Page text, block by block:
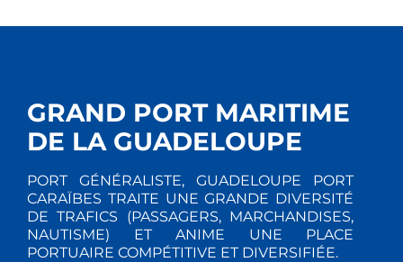
GRAND PORT MARITIME
DE LA GUADELOUPE
PORT GÉNÉRALISTE, GUADELOUPE PORT
CARAÏBES TRAITE UNE GRANDE DIVERSITÉ
DE TRAFICS (PASSAGERS, MARCHANDISES,
NAUTISME) ET ANIME UNE PLACE
PORTUAIRE COMPÉTITIVE ET DIVERSIFIÉE.